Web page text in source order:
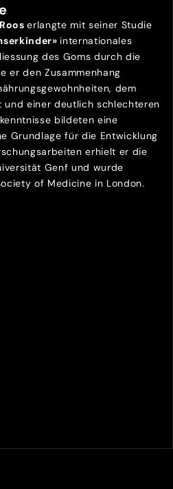
erlangte mit seiner Studie
internationales
des Goms durch die
er den Zusammenhang
dem
und einer deutlich schlechteren
bildeten eine
Grundlage für die Entwicklung
erhielt er die
Genf und wurde
of Medicine in London.